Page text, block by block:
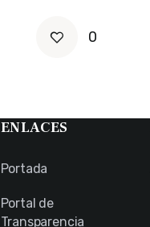
0
ENLACES
Portada
Portal de
Transparencia